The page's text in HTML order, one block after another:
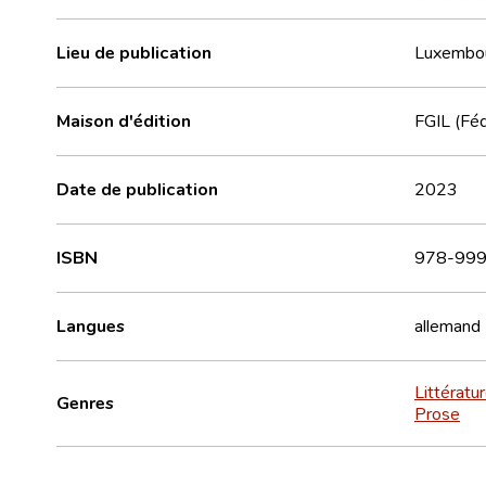
Lieu de publication
Maison d'édition FGIL
Date de publication 2023
ISBN 978-
Langues allemand
Genres
Prose